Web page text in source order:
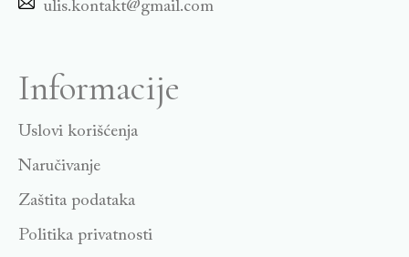
ulis.kontakt@gmail.com
Informacije
Uslovi korišćenja
Naručivanje
Zaštita podataka
Politika privatnosti